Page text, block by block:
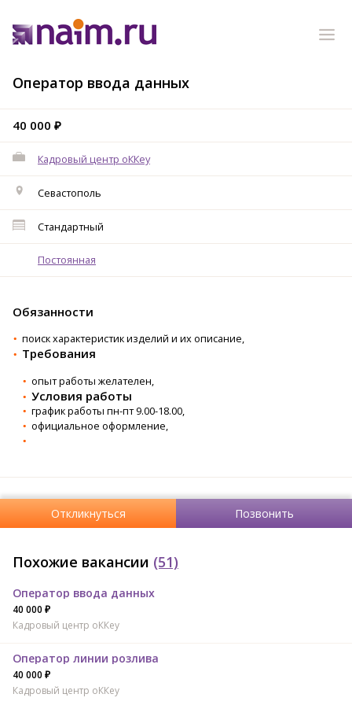
Оператор ввода данных
40 000 ₽
Кадровый центр оККеу
Севастополь
Стандартный
Постоянная
Обязанности
поиск характеристик изделий и их описание,
Требования
опыт работы желателен,
Условия работы
график работы пн-пт 9.00-18.00,
официальное оформление,
Откликнуться Позвонить
Похожие вакансии (51)
Оператор ввода данных
40 000 ₽
Кадровый центр оККеу
Оператор линии розлива
40 000 ₽
Кадровый центр оККеу